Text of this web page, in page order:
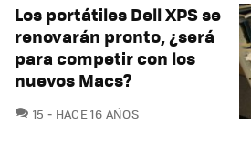
Los portátiles Dell XPS se
renovarán pronto, ¿será
para competir con los
nuevos Macs?
15 COMENTARIOS
HACE 16 AÑOS